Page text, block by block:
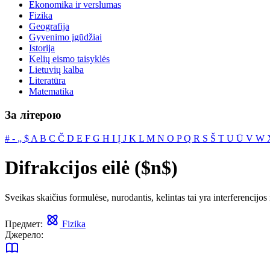
Ekonomika ir verslumas
Fizika
Geografija
Gyvenimo įgūdžiai
Istorija
Kelių eismo taisyklės
Lietuvių kalba
Literatūra
Matematika
За літерою
# ‐ „ $ A B C Č D E F G H I Į J K L M N O PQ R S Š T U Ū V W
Difrakcijos eilė ($n$)
Sveikas skaičius formulėse, nurodantis, kelintas tai yra
Предмет:
Fizika
Джерело: